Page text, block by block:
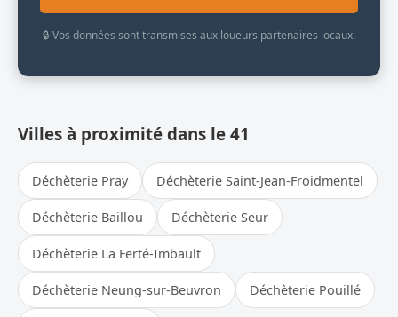
🔒 Vos données sont transmises aux loueurs partenaires locaux.
Villes à proximité dans le 41
Déchèterie Pray Déchèterie Saint-Jean-Froidmentel
Déchèterie Baillou Déchèterie Seur
Déchèterie La Ferté-Imbault
Déchèterie Neung-sur-Beuvron Déchèterie Pouillé